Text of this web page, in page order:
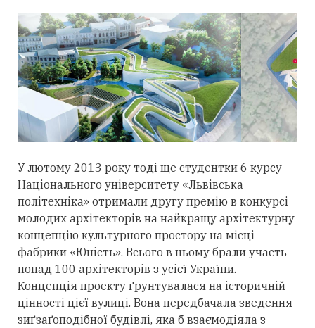
У лютому 2013 року тоді ще студентки 6 курсу
Національного університету «Львівська
політехніка» отримали другу премію в конкурсі
молодих архітекторів на найкращу архітектурну
концепцію культурного простору на місці
фабрики «Юність». Всього в ньому брали участь
понад 100 архітекторів з усієї України.
Концепція проекту ґрунтувалася на історичній
цінності цієї вулиці. Вона передбачала зведення
зиґзаґоподібної будівлі, яка б взаємодіяла з